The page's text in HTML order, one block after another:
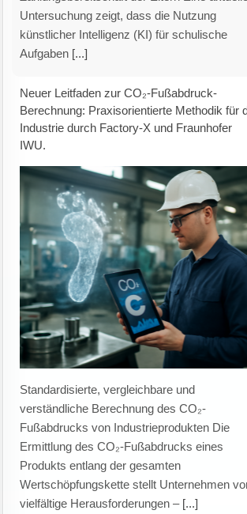
verständliche Berechnung des CO₂-
Fußabdrucks von Industrieprodukten Die
Ermittlung des CO₂-Fußabdrucks eines
Wertschöpfungskette stellt Unternehmen vor
vielfältige Herausforderungen –[...]
Gezielte Förderprogramme stärken grüne
Innovationen: Unterstützung für
umweltfreundliche Technologien trifft
unterschiedlichen Innovationsbedarf.
Gezielte Förderprogramme als Treiber grüner
Innovationen Eine aktuelle Untersuchung des
ZEW Mannheim in Kooperation mit der
Hochschule Augsburg zeigt, dass staatliche